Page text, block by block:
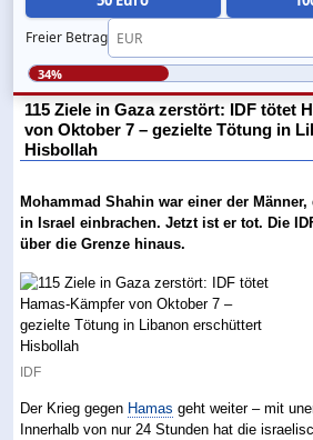
Freier Betrag
34%
115 Ziele in Gaza zerstört: IDF tötet
von Oktober 7 – gezielte Tötung in
Hisbollah
Mohammad Shahin war einer der
in Israel einbrachen. Jetzt ist er tot. Die
über die Grenze hinaus.
IDF
Der Krieg gegen Hamas geht weiter – mit
Innerhalb von nur 24 Stunden hat die